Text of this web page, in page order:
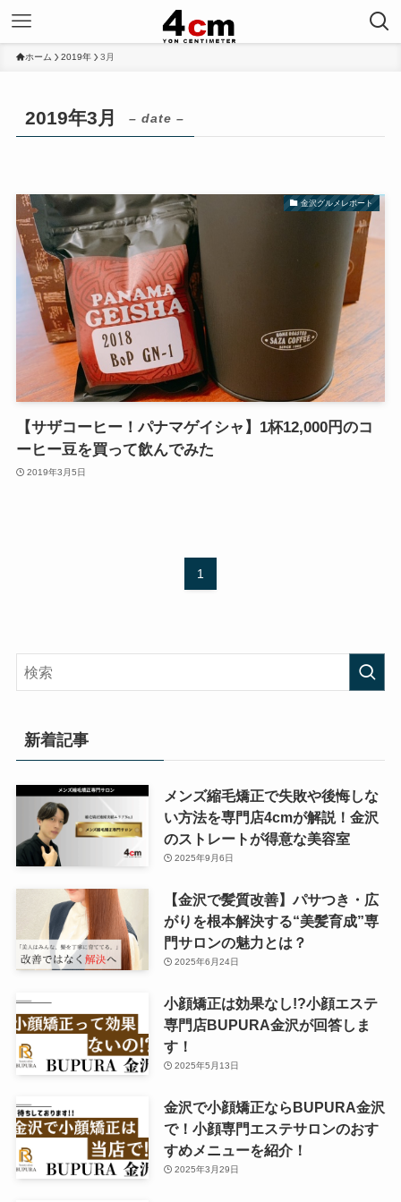
ホーム 2019年 3月
2019年3月 – date –
金沢グルメレポート
【サザコーヒー！パナマゲイシャ】1杯12,000円のコ
ーヒー豆を買って飲んでみた
2019年3月5日
1
新着記事
メンズ縮毛矯正で失敗や後悔しな
い方法を専門店4cmが解説！金沢
のストレートが得意な美容室
2025年9月6日
【金沢で髪質改善】パサつき・広
がりを根本解決する“美髪育成”専
門サロンの魅力とは？
2025年6月24日
小顔矯正は効果なし!?小顔エステ
専門店BUPURA金沢が回答しま
す！
2025年5月13日
金沢で小顔矯正ならBUPURA金沢
で！小顔専門エステサロンのおす
すめメニューを紹介！
2025年3月29日